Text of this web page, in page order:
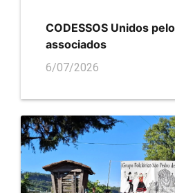
CODESSOS Unidos
associados
6/07/2026